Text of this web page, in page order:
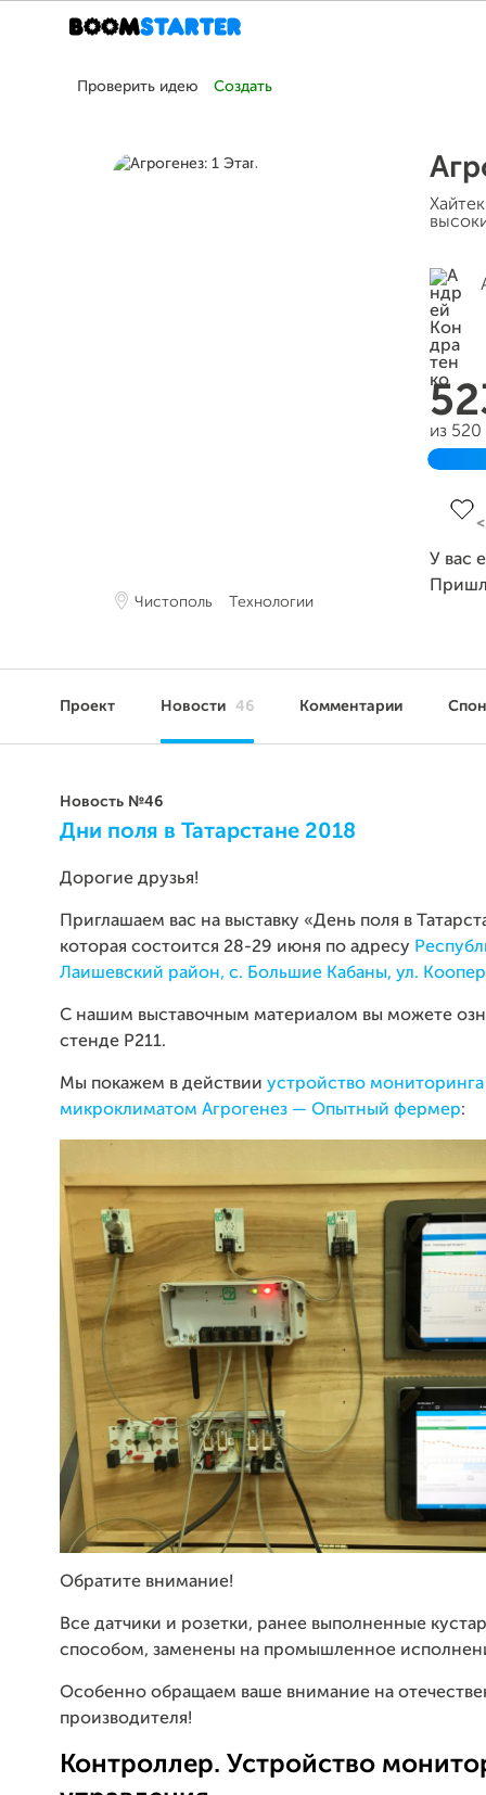
Проверить идею Создать
Чистополь Технологии
из
У вас
Проект Новости 46 Комментарии
Новость №46
Дни поля в Татарстане 2018
Дорогие друзья!
Приглашаем вас на выставку «День поля в
которая состоится 28-29 июня по адресу
Лаишевский район, с. Большие Кабаны, ул.
С нашим выставочным материалом вы можете
стенде Р211.
Мы покажем в действии устройство
микроклиматом Агрогенез — Опытный фермер:
Обратите внимание!
Все датчики и розетки, ранее выполненные
способом, заменены на промышленное
Особенно обращаем ваше внимание на
производителя!
Контроллер. Устройство